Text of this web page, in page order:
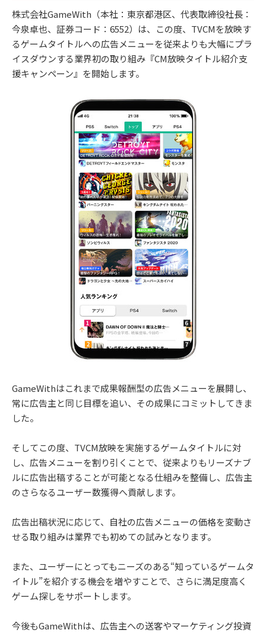
株式会社GameWith（本社：東京都港区、代表取締役社長：
今泉卓也、証券コード：6552）は、この度、TVCMを放映す
るゲームタイトルへの広告メニューを従来よりも大幅にプラ
イスダウンする業界初の取り組み『CM放映タイトル紹介支
援キャンペーン』を開始します。
GameWithはこれまで成果報酬型の広告メニューを展開し、
常に広告主と同じ目標を追い、その成果にコミットしてきま
した。
そしてこの度、TVCM放映を実施するゲームタイトルに対
し、広告メニューを割り引くことで、従来よりもリーズナブ
ルに広告出稿することが可能となる仕組みを整備し、広告主
のさらなるユーザー数獲得へ貢献します。
広告出稿状況に応じて、自社の広告メニューの価格を変動さ
せる取り組みは業界でも初めての試みとなります。
また、ユーザーにとってもニーズのある“知っているゲームタ
イトル”を紹介する機会を増やすことで、さらに満足度高く
ゲーム探しをサポートします。
今後もGameWithは、広告主への送客やマーケティング投資